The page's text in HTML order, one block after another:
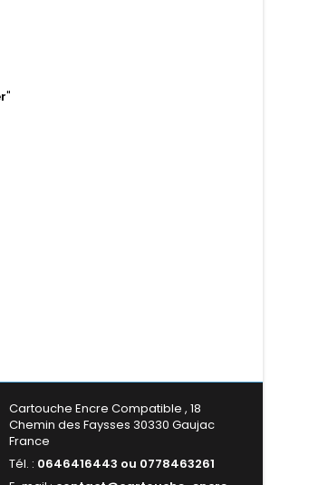
"
Cartouche Encre Compatible , 18
Chemin des Faysses 30330 Gaujac
France
Tél. : 0646416443 ou 0778463261